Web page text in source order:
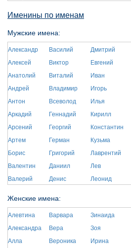
Именины по именам
Мужские имена:
Александр
Алексей
Анатолий
Андрей
Антон
Аркадий
Арсений
Артем
Борис
Валентин
Валерий
Василий
Виктор
Виталий
Владимир
Всеволод
Геннадий
Георгий
Герман
Григорий
Даниил
Денис
Дмитрий
Евгений
Иван
Игорь
Илья
Кирилл
Константин
Кузьма
Лаврентий
Лев
Леонид
Женские имена:
Алевтина
Александра
Алла
Варвара
Вера
Вероника
Зинаида
Зоя
Ирина